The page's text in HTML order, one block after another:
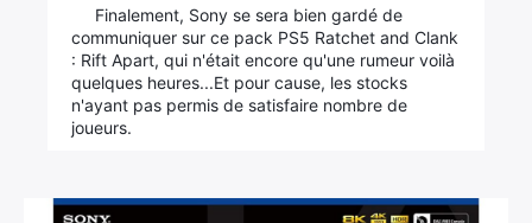
Finalement, Sony se sera bien gardé de
communiquer sur ce pack PS5 Ratchet and Clank
: Rift Apart, qui n'était encore qu'une rumeur voilà
quelques heures...Et pour cause, les stocks
n'ayant pas permis de satisfaire nombre de
joueurs.